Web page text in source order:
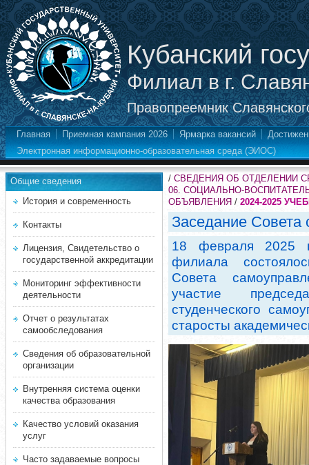
Кубанский
Филиал в г.
Правопреемник
Главная Приемная кампания 2026 Ярмарка вакансий
Электронная информационно-образовательная среда (ЭИОС)
Общие сведения
История и современность
Контакты
Лицензия, Свидетельство о
государственной аккредитации
Мониторинг эффективности
деятельности
Отчет о результатах
самообследования
Сведения об образовательной
организации
Внутренняя система оценки
качества образования
Качество условий оказания
услуг
Часто задаваемые вопросы
/ СВЕДЕНИЯ ОБ ОТДЕЛЕНИИ
06. СОЦИАЛЬНО-
ОБЪЯВЛЕНИЯ / 2024-2025
Заседание Совета
18 февраля 2025
филиала
Совета
участие
студенческого
старосты